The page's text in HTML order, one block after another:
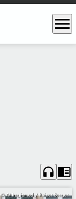
menu
headphones chrome_reader_mode
© ANregiomed / Rainer Seeger